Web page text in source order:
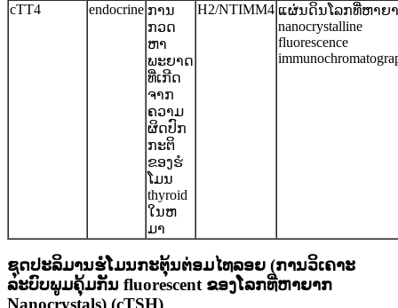
cTT4 endocrine ການ
ກວດ
ຫາ
ພະຍາດ
ທີ່ເກີດ
ຈາກ
ຄວາມ
ຜິດປົກ
ກະຕິ
ຂອງຮໍ
ໂມນ
thyroid
ໃນຫ
ມາ
H2/NTIMM4 ແຜ່ນດິນໂລກທີ່ຫາຍ
nanocrystalline
fluorescence
ຊຸດປະລິມານຮໍໂມນກະຕຸ້ນຕ່ອມໄທລອຍ (ການວິເຄາະ
ລະບົບພູມຄຸ້ມກັນ fluorescent ຂອງໂລກທີ່ຫາຍາກ